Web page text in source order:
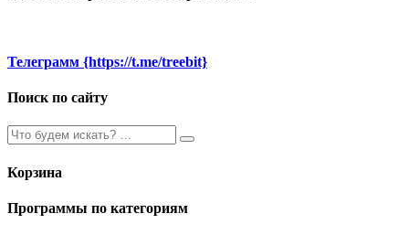
Телеграмм {https://t.me/treebit}
Поиск по сайту
Корзина
Программы по категориям